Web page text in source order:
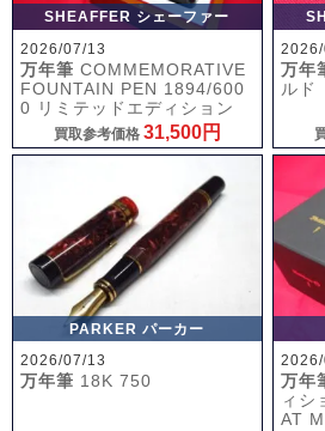
SHEAFFER シェーファー
2026/07/13
万年筆 COMMEMORATIVE
FOUNTAIN PEN 1894/600
0 リミテッドエディション
買取参考価格 31,500円
万年
ルド
PARKER パーカー
2026/07/13
万年筆 18K 750 万年
ィシ
AT M